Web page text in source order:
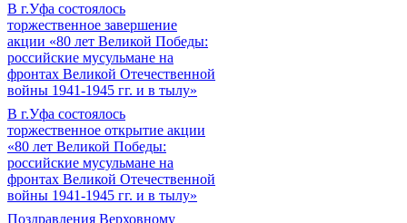
В г.Уфа состоялось
торжественное завершение
акции «80 лет Великой Победы:
российские мусульмане на
фронтах Великой Отечественной
войны 1941-1945 гг. и в тылу»
В г.Уфа состоялось
торжественное открытие акции
«80 лет Великой Победы:
российские мусульмане на
фронтах Великой Отечественной
войны 1941-1945 гг. и в тылу»
Поздравления Верховному